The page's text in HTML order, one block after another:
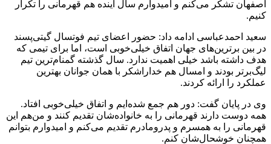
اصفهان تشکر می‌کنم و امیدوارم سال آینده هم قهرمانی را تکرار
کنیم.
سعید احمدعباسی ادامه داد: حضور اعضای تیم فوتسال گیتی‌پسند
در بین برترین‌های جهان اتفاق خیلی‌خوبی است، اما برای تیمی که
هدف داشته باشد خیلی اهمیت ندارد. سال گذشته گمنام‌ترین تیم
لیگ‌برتر بودند و امسال هم خداراشکر با همان جوانان بهترین
عملکرد را ارائه کردند.
وی در پایان گفت: دور هم جمع شده‌ایم و اتفاق خیلی‌خوبی افتاد.
همه دوست دارند قهرمانی را به خانواده‌شان تقدیم کنند و من‌هم این
قهرمانی را به همسرم و پدرومادرم تقدیم می‌کنم و امیدوارم بتوانم
همچنان خوشحال‌شان کنم.